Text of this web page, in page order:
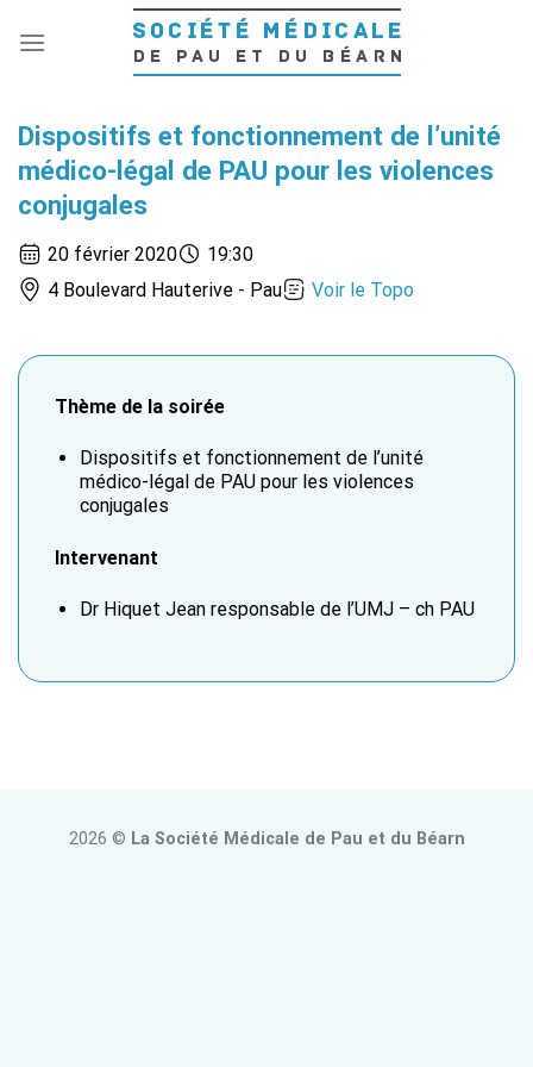
Dispositifs et fonctionnement de l’unité
médico-légal de PAU pour les violences
conjugales
20 février 2020
19:30
4 Boulevard Hauterive - Pau
Voir le Topo
Thème de la soirée
Dispositifs et fonctionnement de l’unité
médico-légal de PAU pour les violences
conjugales
Intervenant
Dr Hiquet Jean responsable de l’UMJ – ch PAU
2026 © La Société Médicale de Pau et du Béarn